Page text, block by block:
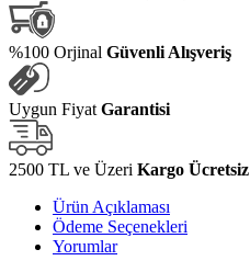
%100 Orjinal Güvenli Alışveriş
Uygun Fiyat Garantisi
2500 TL ve Üzeri Kargo Ücretsiz
Ürün Açıklaması
Ödeme Seçenekleri
Yorumlar